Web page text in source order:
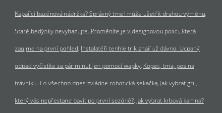
Kapající bazénová nádržka? Správný tmel může ušetřit drahou výměnu
Staré bedýnky nevyhazujte. Proměníte je v designovou polici, která
zaujme na první pohled Instalatéři tenhle trik znají už dávno. Ucpaný
odpad vyčistíte za pár minut jen pomocí wapky Kopec, tma, pes na
trávníku. Co všechno dnes zvládne robotická sekačka Jak vybrat gril,
který vás nepřestane bavit po první sezóně? Jak vybrat krbová kamna?